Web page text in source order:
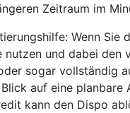
Zeitraum im
Wenn Sie
nutzen und dabei den
sogar vollständig
auf eine planbare
kann den Dispo